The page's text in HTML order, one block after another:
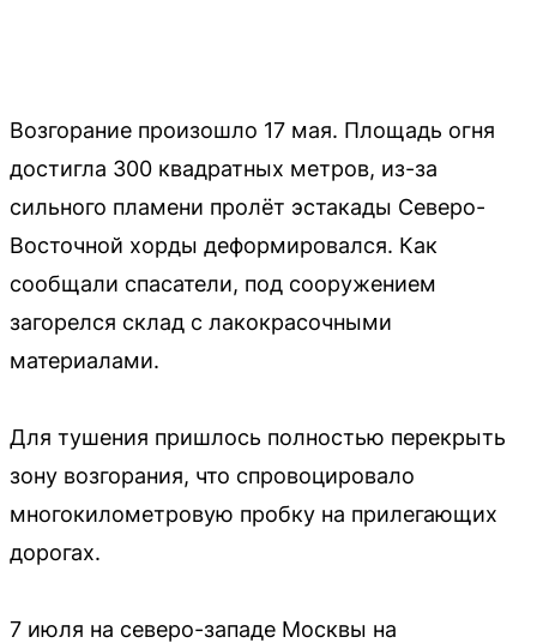
Возгорание произошло 17 мая. Площадь огня
достигла 300 квадратных метров, из-за
сильного пламени пролёт эстакады Северо-
Восточной хорды деформировался. Как
сообщали спасатели, под сооружением
загорелся склад с лакокрасочными
материалами.
Для тушения пришлось полностью перекрыть
зону возгорания, что спровоцировало
многокилометровую пробку на прилегающих
дорогах.
7 июля на северо-западе Москвы на